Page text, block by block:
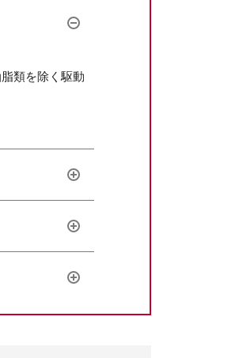
類を除く駆動